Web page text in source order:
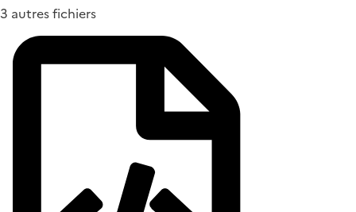
3 autres fichiers